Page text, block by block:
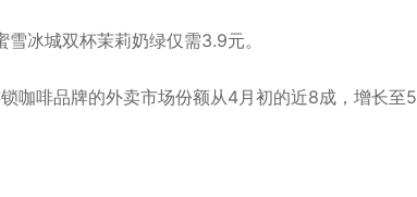
冰城双杯茉莉奶绿仅需3.9元。
咖啡品牌的外卖市场份额从4月初的近8成，增长至5